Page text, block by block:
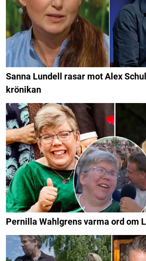
Sanna Lundell rasar mot Alex
krönikan
Pernilla Wahlgrens varma ord om